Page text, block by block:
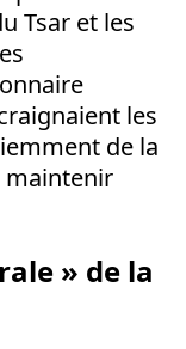
Tsar et les
les
de la
maintenir
» de la